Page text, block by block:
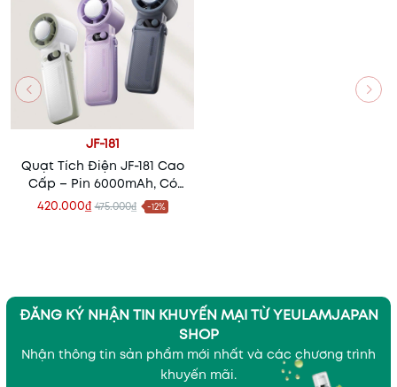
JF-181
Quạt Tích Điện JF-181 Cao
Cấp – Pin 6000mAh, Có
Sò Lạnh, Đèn Flash 3 Chế
420.000₫ 475.000₫ -12%
ĐĂNG KÝ NHẬN TIN KHUYẾN MẠI TỪ YEULAMJAPAN
SHOP
Nhận thông tin sản phẩm mới nhất và các chương trình
khuyến mãi.